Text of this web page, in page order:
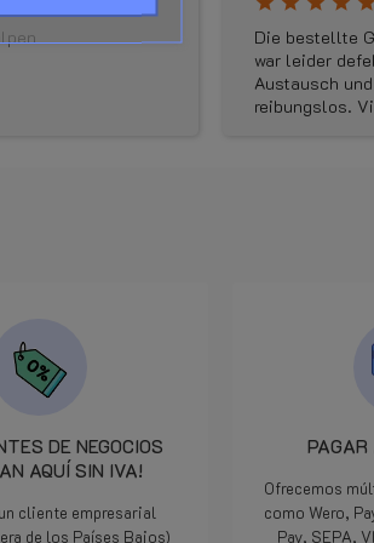
de esta página
caja y es visible allí. (Dependiendo del peso
Die bestellte
war leider
Austausch
reibungslos.
DE NEGOCIOS
AQUÍ SIN IVA!
cliente empresarial
de los Países Bajos)
Ofrecemos
como Wero,
Pay, SEPA,